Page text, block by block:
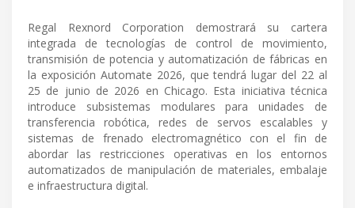
Regal Rexnord Corporation demostrará su cartera
integrada de tecnologías de control de movimiento,
transmisión de potencia y automatización de fábricas en
la exposición Automate 2026, que tendrá lugar del 22 al
25 de junio de 2026 en Chicago. Esta iniciativa técnica
introduce subsistemas modulares para unidades de
transferencia robótica, redes de servos escalables y
sistemas de frenado electromagnético con el fin de
abordar las restricciones operativas en los entornos
automatizados de manipulación de materiales, embalaje
e infraestructura digital.